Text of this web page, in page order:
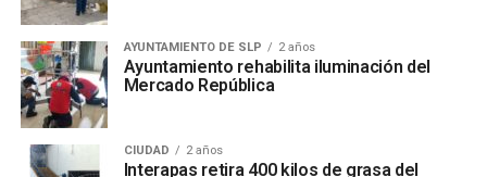
AYUNTAMIENTO DE SLP 2 años
Ayuntamiento rehabilita iluminación del
Mercado República
CIUDAD 2 años
Interapas retira 400 kilos de grasa del